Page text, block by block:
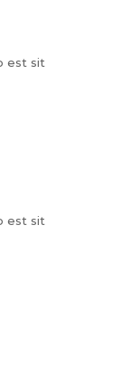
est sit
est sit